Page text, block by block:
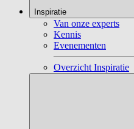
Inspiratie
Van onze experts
Kennis
Evenementen
Overzicht Inspiratie